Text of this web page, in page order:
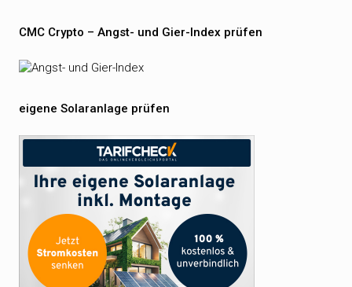
CMC Crypto – Angst- und Gier-Index prüfen
eigene Solaranlage prüfen